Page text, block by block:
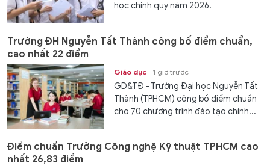
học chính quy năm 2026.
Trường ĐH Nguyễn Tất Thành công bố điểm chuẩn,
cao nhất 22 điểm
Giáo dục 1 giờ trước
GD&TĐ - Trường Đại học Nguyễn Tất
Thành (TPHCM) công bố điểm chuẩn
cho 70 chương trình đào tạo chính...
Điểm chuẩn Trường Công nghệ Kỹ thuật TPHCM cao
nhất 26,83 điểm